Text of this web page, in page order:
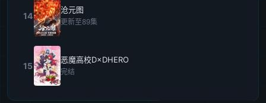
14
沧元图
更新至89集
15
恶魔高校D×DHERO
完结